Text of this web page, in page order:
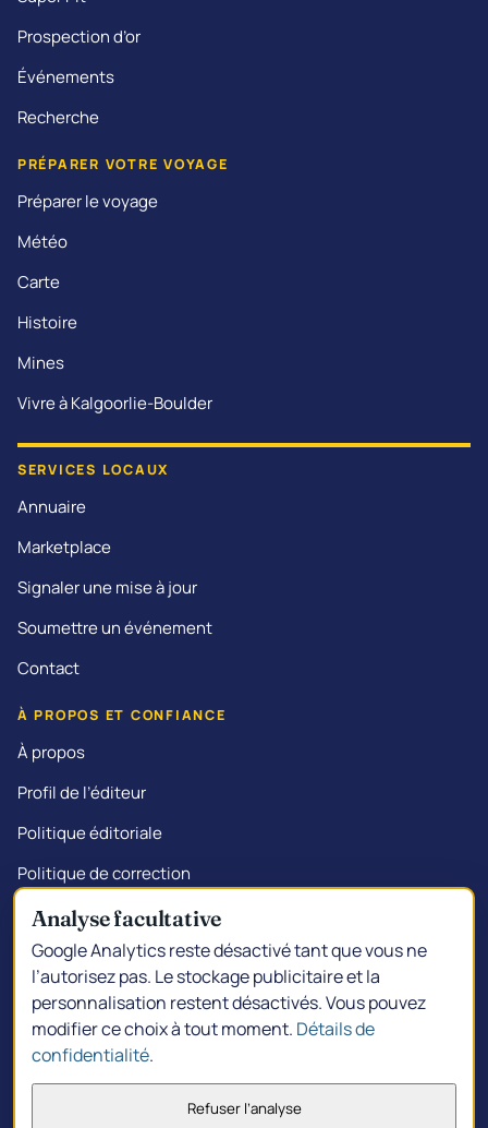
Prospection d’or
Événements
Recherche
PRÉPARER VOTRE VOYAGE
Préparer le voyage
Météo
Carte
Histoire
Mines
Vivre à Kalgoorlie-Boulder
SERVICES LOCAUX
Annuaire
Marketplace
Signaler une mise à jour
Soumettre un événement
Contact
À PROPOS ET CONFIANCE
À propos
Profil de l’éditeur
Politique éditoriale
Politique de correction
Transparence commerciale
© 2026 Kalgoorlie.info. Créé à South Kalgoorlie
Politique de confidentialitéChoix de confidentialité
Conditions d'utilisation
Analyse facultative
Google Analytics reste désactivé tant que vous ne
l’autorisez pas. Le stockage publicitaire et la
personnalisation restent désactivés. Vous pouvez
modifier ce choix à tout moment. Détails de
confidentialité.
Refuser l’analyse